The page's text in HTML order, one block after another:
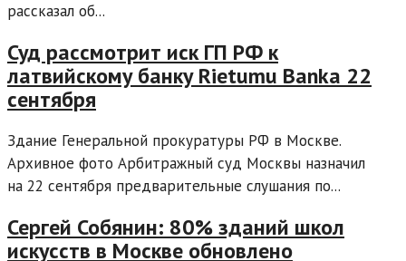
рассказал об...
Суд рассмотрит иск ГП РФ к
латвийскому банку Rietumu Banka 22
сентября
Здание Генеральной прокуратуры РФ в Москве.
Архивное фото Арбитражный суд Москвы назначил
на 22 сентября предварительные слушания по...
Сергей Собянин: 80% зданий школ
искусств в Москве обновлено